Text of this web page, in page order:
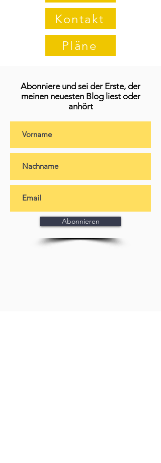
Kontakt
Pläne
Abonniere und sei der Erste, der
meinen neuesten Blog liest oder
anhört
Abonnieren